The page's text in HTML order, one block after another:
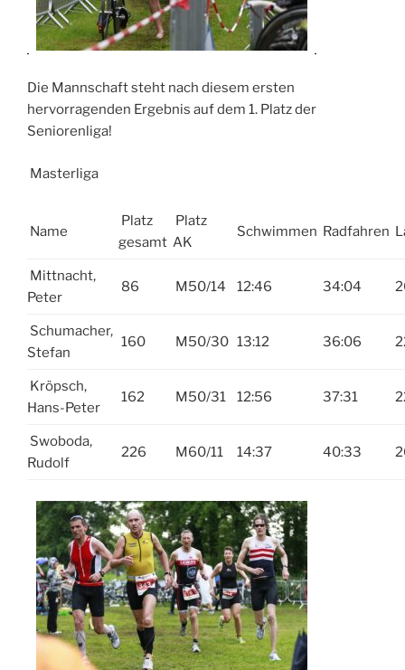
Die Mannschaft steht nach diesem ersten
hervorragenden Ergebnis auf dem 1. Platz der
Seniorenliga!
Masterliga
Name
Platz
gesamt
Platz
AK
Schwimmen Radfahren
Mittnacht,
Peter
86 M50/14 12:46 34:04
Schumacher,
Stefan
160 M50/30 13:12 36:06
Kröpsch,
Hans-Peter
162 M50/31 12:56 37:31
Swoboda,
Rudolf
226 M60/11 14:37 40:33